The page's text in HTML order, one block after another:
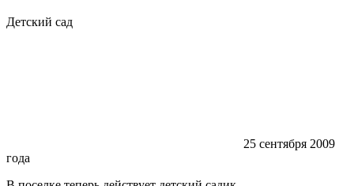
Детский сад
25 сентября 2009
года